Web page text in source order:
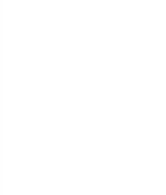
à mes favoris